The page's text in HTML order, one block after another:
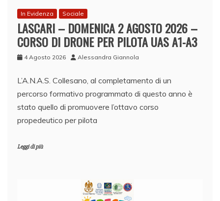
In Evidenza Sociale
LASCARI – DOMENICA 2 AGOSTO 2026 –
CORSO DI DRONE PER PILOTA UAS A1-A3
4 Agosto 2026 Alessandra Giannola
L’A.N.A.S. Collesano, al completamento di un
percorso formativo programmato di questo anno è
stato quello di promuovere l’ottavo corso
propedeutico per pilota
Leggi di più